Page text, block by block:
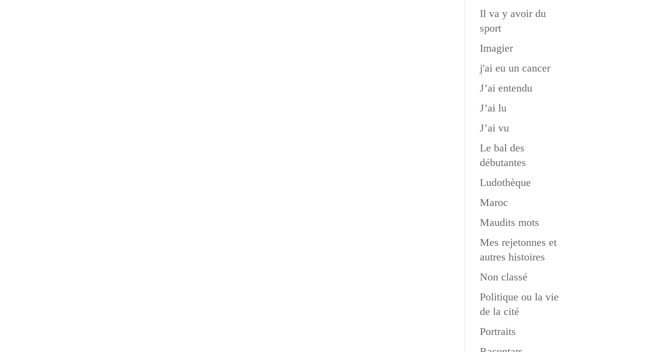
Il va y avoir du
sport
Imagier
j'ai eu un cancer
J’ai entendu
J’ai lu
J’ai vu
Le bal des
débutantes
Ludothèque
Maroc
Maudits mots
Mes rejetonnes et
autres histoires
Non classé
Politique ou la vie
de la cité
Portraits